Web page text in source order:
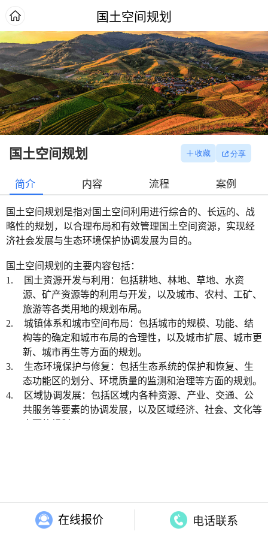
国土空间规划
国土空间规划
简介 内容 流程 案例
国土空间规划是指对国土空间利用进行综合的、长远的、战
略性的规划，以合理布局和有效管理国土空间资源，实现经
济社会发展与生态环境保护协调发展为目的。
国土空间规划的主要内容包括：
1.
国土资源开发与利用：包括耕地、林地、草地、水资
源、矿产资源等的利用与开发，以及城市、农村、工矿、
旅游等各类用地的规划布局。
2.
城镇体系和城市空间布局：包括城市的规模、功能、结
构等的确定和城市布局的合理性，以及城市扩展、城市更
新、城市再生等方面的规划。
3.
生态环境保护与修复：包括生态系统的保护和恢复、生
态功能区的划分、环境质量的监测和治理等方面的规划。
4.
区域协调发展：包括区域内各种资源、产业、交通、公
共服务等要素的协调发展，以及区域经济、社会、文化等
国土空间规划的编制需要广泛听取各方意见和建议，确保规
划的合理性和科学性，同时需要遵守法律法规，保证规划的
在线报价 电话联系